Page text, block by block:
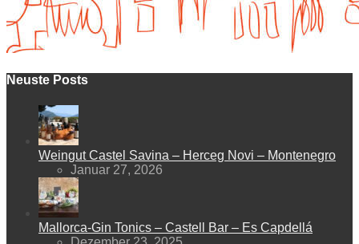
Neuste Posts
Weingut Castel Savina – Herceg Novi – Montenegro
Januar 27, 2026
Mallorca-Gin Tonics – Castell Bar – Es Capdellá